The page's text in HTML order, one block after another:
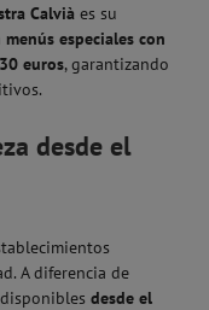
Calvià es su
menús especiales con
euros, garantizando
desde el
A diferencia de
desde el